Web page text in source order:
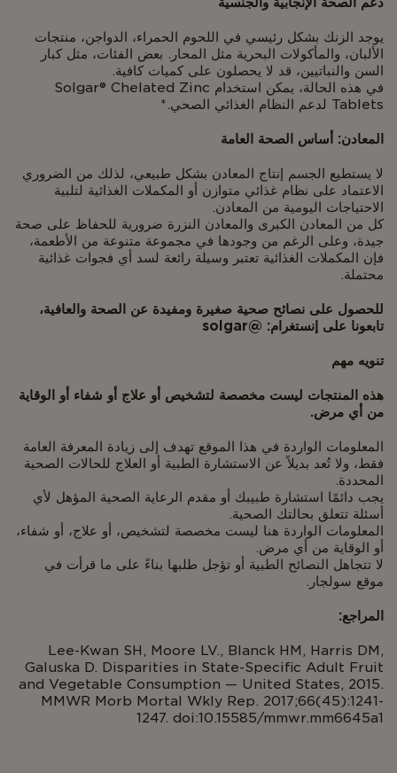
يوجد الزنك بشكل رئيسي في اللحوم الحمراء، الدواجن، منتجات
الألبان، والمأكولات البحرية مثل المحار. بعض الفئات، مثل كبار
السن والنباتيين، قد لا يحصلون على كميات كافية.
في هذه الحالة، يمكن استخدام Solgar® Chelated Zinc
Tablets لدعم النظام الغذائي الصحي.*
المعادن: أساس الصحة العامة
لا يستطيع الجسم إنتاج المعادن بشكل طبيعي، لذلك من الضروري
الاعتماد على نظام غذائي متوازن أو المكملات الغذائية لتلبية
الاحتياجات اليومية من المعادن.
كل من المعادن الكبرى والمعادن النزرة ضرورية للحفاظ على صحة
جيدة، وعلى الرغم من وجودها في مجموعة متنوعة من الأطعمة،
فإن المكملات الغذائية تعتبر وسيلة رائعة لسد أي فجوات غذائية
محتملة.
للحصول على نصائح صحية صغيرة ومفيدة عن الصحة والعافية،
تابعونا على إنستغرام: @solgar
تنويه مهم
هذه المنتجات ليست مخصصة لتشخيص أو علاج أو شفاء أو الوقاية
من أي مرض.
المعلومات الواردة في هذا الموقع تهدف إلى زيادة المعرفة العامة
فقط، ولا تُعد بديلاً عن الاستشارة الطبية أو العلاج للحالات الصحية
المحددة.
يجب دائمًا استشارة طبيبك أو مقدم الرعاية الصحية المؤهل لأي
أسئلة تتعلق بحالتك الصحية.
المعلومات الواردة هنا ليست مخصصة لتشخيص، أو علاج، أو شفاء،
أو الوقاية من أي مرض.
لا تتجاهل النصائح الطبية أو تؤجل طلبها بناءً على ما قرأت في
موقع سولجار.
المراجع:
Lee-Kwan SH, Moore LV., Blanck HM, Harris DM,
Galuska D. Disparities in State-Specific Adult Fruit
and Vegetable Consumption — United States, 2015.
MMWR Morb Mortal Wkly Rep. 2017;66(45):1241-
1247. doi:10.15585/mmwr.mm6645a1